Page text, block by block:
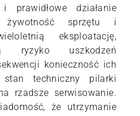
prawidłowe działanie
żywotność sprzętu i
eksploatację,
ryzyko uszkodzeń
konieczność ich
techniczny pilarki
rzadsze serwisowanie.
że utrzymanie